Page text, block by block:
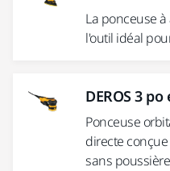
La ponceuse à
l'outil idéal
DEROS 3
Ponceuse
directe
sans